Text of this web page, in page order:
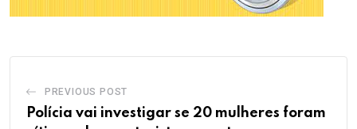
PREVIOUS POST
Polícia vai investigar se 20 mulheres foram